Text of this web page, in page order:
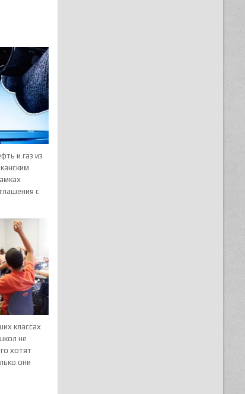
и газ из
с
классах
не
хотят
они